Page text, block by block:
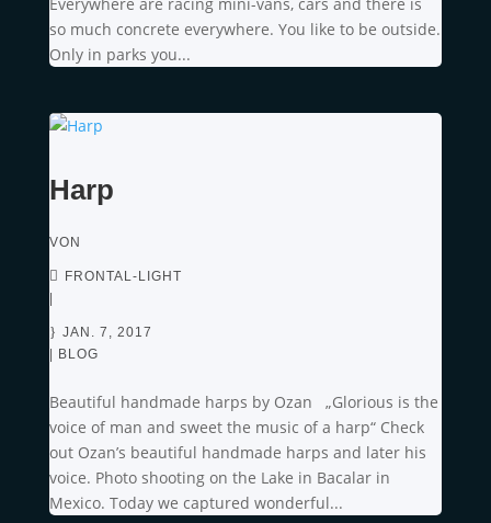
so much concrete everywhere. You like to be outside.
Only in parks you...
Harp
VON
FRONTAL-LIGHT
JAN. 7, 2017
BLOG
Beautiful handmade harps by Ozan „Glorious is the
voice of man and sweet the music of a harp“ Check
out Ozan’s beautiful handmade harps and later his
voice. Photo shooting on the Lake in Bacalar in
Mexico. Today we captured wonderful...